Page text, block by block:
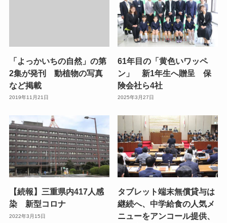
「よっかいちの自然」の第
2集が発刊 動植物の写真
など掲載
2019年11月21日
61年目の「黄色いワッペ
ン」 新1年生へ贈呈 保
険会社ら4社
2025年3月27日
【続報】三重県内417人感
染 新型コロナ
2022年3月15日
タブレット端末無償貸与は
継続へ、中学給食の人気メ
ニューをアンコール提供、